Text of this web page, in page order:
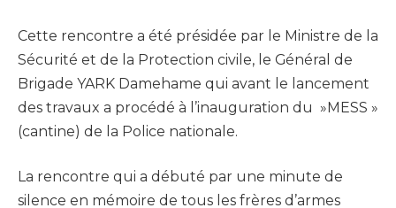
Cette rencontre a été présidée par le Ministre de la
Sécurité et de la Protection civile, le Général de
Brigade YARK Damehame qui avant le lancement
des travaux a procédé à l’inauguration du »MESS »
(cantine) de la Police nationale.
La rencontre qui a débuté par une minute de
silence en mémoire de tous les frères d’armes